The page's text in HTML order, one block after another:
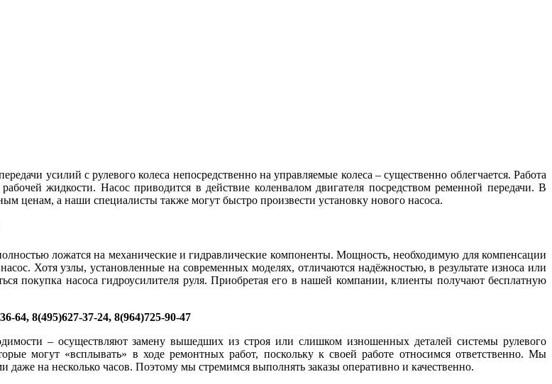
усилий с рулевого колеса непосредственно на управляемые колеса – существенно облегчается. Работа
жидкости. Насос приводится в действие коленвалом двигателя посредством ременной передачи. В
ценам, а наши специалисты также могут быстро произвести установку нового насоса.
ложатся на механические и гидравлические компоненты. Мощность, необходимую для компенсации
Хотя узлы, установленные на современных моделях, отличаются надёжностью, в результате износа или
покупка насоса гидроусилителя руля. Приобретая его в нашей компании, клиенты получают бесплатную
64, 8(495)627-37-24, 8(964)725-90-47
– осуществляют замену вышедших из строя или слишком изношенных деталей системы рулевого
могут «всплывать» в ходе ремонтных работ, поскольку к своей работе относимся ответственно. Мы
на несколько часов. Поэтому мы стремимся выполнять заказы оперативно и качественно.